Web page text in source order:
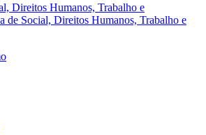
Direitos Humanos, Trabalho e
de Social, Direitos Humanos, Trabalho e